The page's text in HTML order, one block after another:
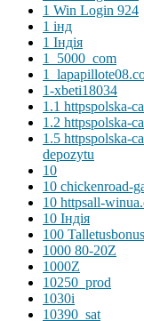
1 Win Login 924
1 інд
1 Індія
1_5000_com
1-xbeti18034
1.1 httpspolska-
1.2 httpspolska-
1.5 httpspolska-
depozytu
10
10 chickenroad-
10 httpsall-
10 Індія
100 Talletusbonus
1000 80-20Z
1000Z
10250_prod
1030i
10390_sat